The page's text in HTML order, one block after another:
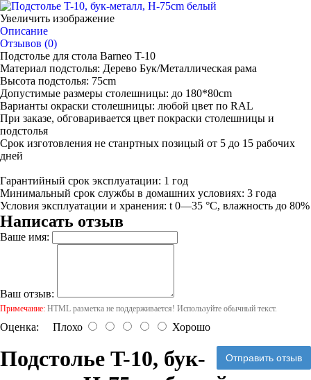
Увеличить изображение
Описание
Отзывов (0)
Подстолье для стола Barneo T-10
Материал подстолья: Дерево Бук/Металлическая рама
Высота подстолья: 75cm
Допустимые размеры столешницы: до 180*80cm
Варианты окраски столешницы: любой цвет по RAL
При заказе, обговаривается цвет покраски столешницы и
подстолья
Срок изготовления не станртных позицый от 5 до 15 рабочих
дней
Гарантийный срок эксплуатации: 1 год
Минимальный срок службы в домашних условиях: 3 года
Условия эксплуатации и хранения: t 0—35 °С, влажность до 80%
Написать отзыв
Ваше имя:
Ваш отзыв:
Примечание: HTML разметка не поддерживается! Используйте обычный текст.
Оценка: Плохо Хорошо
Отправить отзыв
Подстолье T-10, бук-